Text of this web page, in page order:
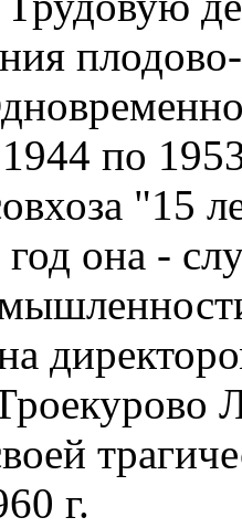
по
"15
год она -
г.